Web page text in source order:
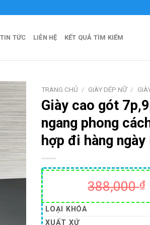
TIN TỨC LIÊN HỆ KẾT QUẢ TÌM KIẾM
TRANG CHỦ / GIÀY DÉP NỮ /
Giày cao gót
ngang phong
hợp đi hàng ngày
388,000₫
LOẠI KHÓA
XUẤT XỨ